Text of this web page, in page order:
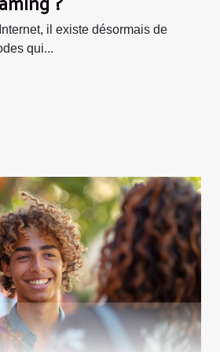
il existe désormais de
qui...